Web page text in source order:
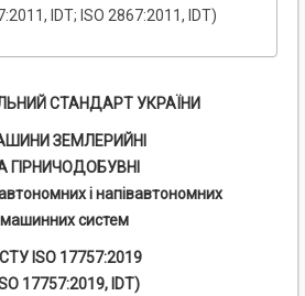
IDT; ISO 2867:2011, IDT)
СТАНДАРТ УКРАЇНИ
ЗЕМЛЕРИЙНІ
ГІРНИЧОДОБУВНІ
і напівавтономних
машинних систем
ISO 17757:2019
17757:2019, IDT)